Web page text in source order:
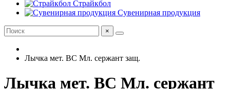
Страйкбол
Сувенирная продукция
×
Лычка мет. ВС Мл. сержант защ.
Лычка мет. ВС Мл. сержант